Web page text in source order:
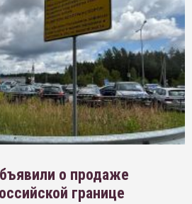
о продаже
границе